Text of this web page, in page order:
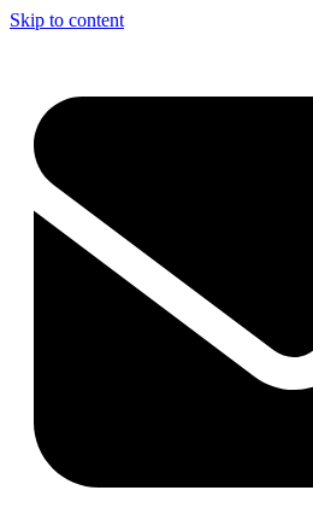
Skip to content